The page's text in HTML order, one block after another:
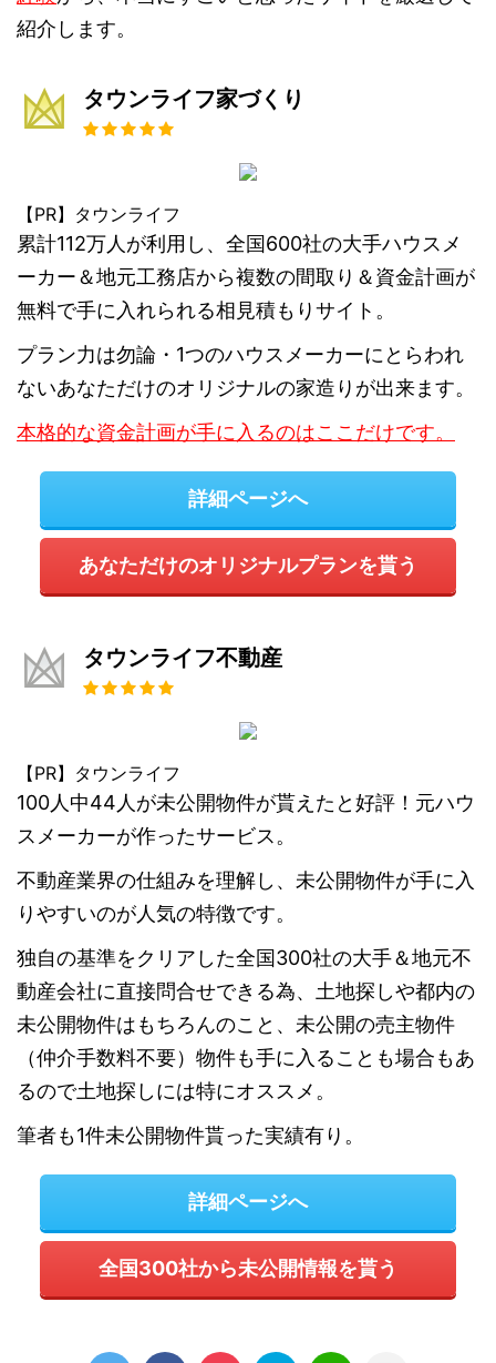
紹介します。
タウンライフ家づくり
【PR】タウンライフ
累計112万人が利用し、全国600社の大手ハウスメ
ーカー＆地元工務店から複数の間取り＆資金計画が
無料で手に入れられる相見積もりサイト。
プラン力は勿論・1つのハウスメーカーにとらわれ
ないあなただけのオリジナルの家造りが出来ます。
本格的な資金計画が手に入るのはここだけです。
詳細ページへ
あなただけのオリジナルプランを貰う
タウンライフ不動産
【PR】タウンライフ
100人中44人が未公開物件が貰えたと好評！元ハウ
スメーカーが作ったサービス。
不動産業界の仕組みを理解し、未公開物件が手に入
りやすいのが人気の特徴です。
独自の基準をクリアした全国300社の大手＆地元不
動産会社に直接問合せできる為、土地探しや都内の
未公開物件はもちろんのこと、未公開の売主物件
（仲介手数料不要）物件も手に入ることも場合もあ
るので土地探しには特にオススメ。
筆者も1件未公開物件貰った実績有り。
詳細ページへ
全国300社から未公開情報を貰う